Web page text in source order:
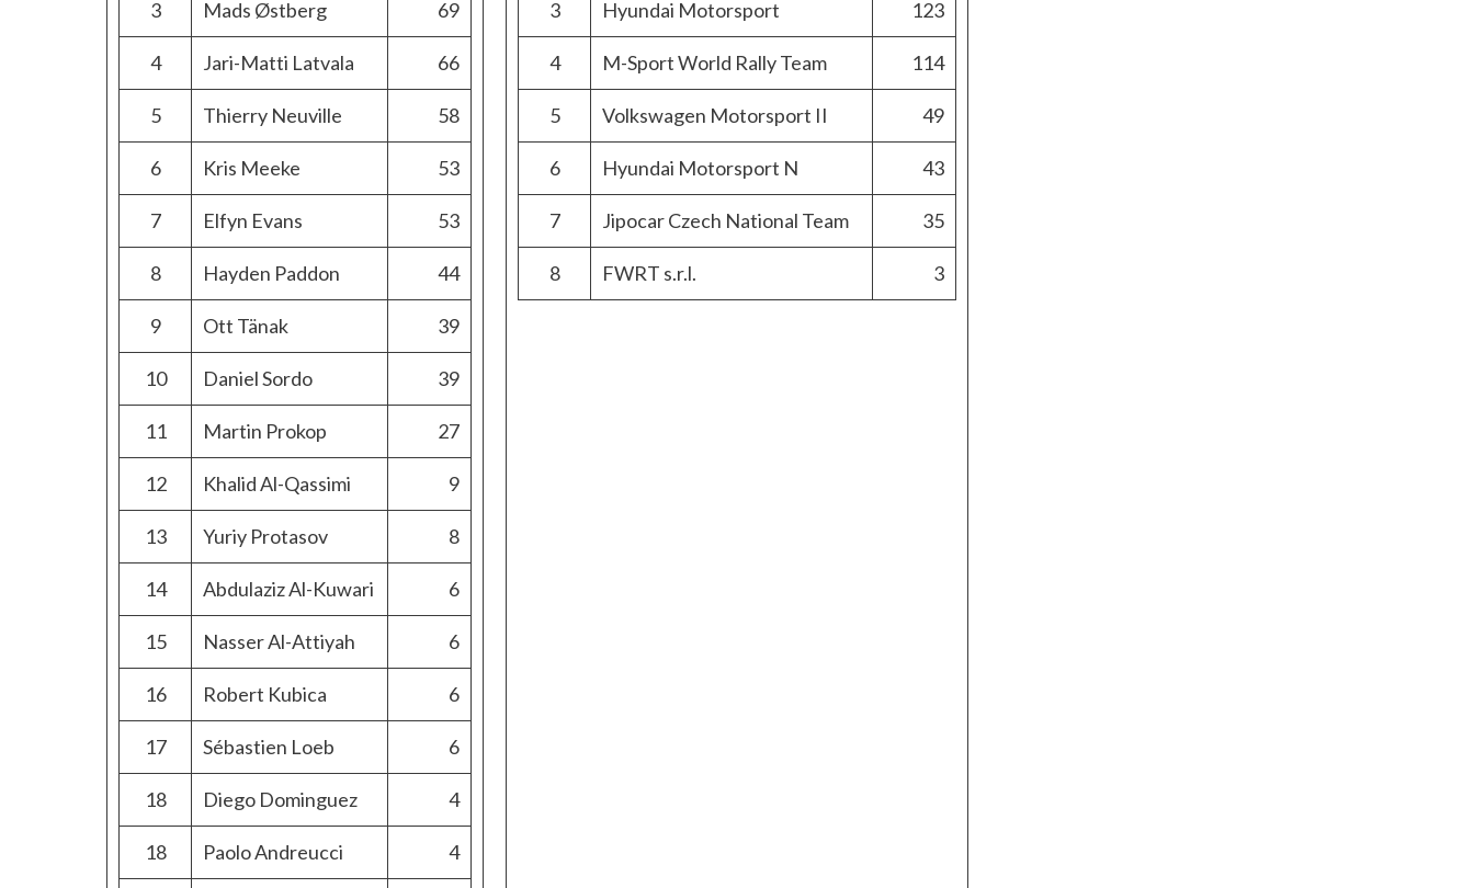
3 Mads Østberg 69
4 Jari-Matti Latvala 66
5 Thierry Neuville 58
6 Kris Meeke 53
7 Elfyn Evans 53
8 Hayden Paddon 44
9 Ott Tänak 39
10 Daniel Sordo 39
11 Martin Prokop 27
12 Khalid Al-Qassimi 9
13 Yuriy Protasov 8
14 Abdulaziz Al-Kuwari 6
15 Nasser Al-Attiyah 6
16 Robert Kubica 6
17 Sébastien Loeb 6
18 Diego Dominguez 4
18 Paolo Andreucci 4
3 Hyundai Motorsport 123
4 M-Sport World Rally Team 114
5 Volkswagen Motorsport II 49
6 Hyundai Motorsport N 43
7 Jipocar Czech National Team 35
8 FWRT s.r.l. 3